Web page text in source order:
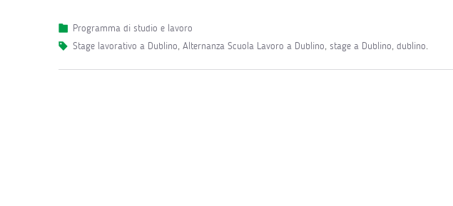
Programma di studio e lavoro
stage lavorativo a Dublino, Alternanza Scuola Lavoro a Dublino, stage a Dublino, dublino.